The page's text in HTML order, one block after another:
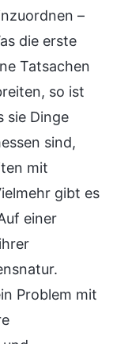
–
die erste
Tatsachen
so ist
sie Dinge
sind,
mit
gibt es
einer
Problem mit